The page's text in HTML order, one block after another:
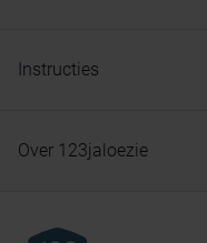
Instructies
Over 123jaloezie